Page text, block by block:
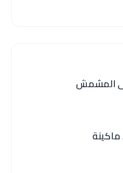
المشمش